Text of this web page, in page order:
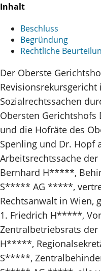
Inhalt
Beschluss
Begründung
Rechtliche
Der Oberste
Revisionsrekursgericht
Sozialrechtssachen
Obersten Gerichtshofs
und die Hofräte des
Spenling und Dr. Hopf
Arbeitsrechtssache
Bernhard H*****,
S***** AG *****,
Rechtsanwalt in Wien,
1. Friedrich H*****,
Zentralbetriebsrats
H*****,
S*****,